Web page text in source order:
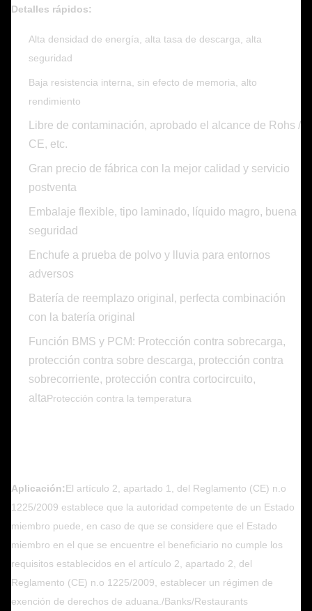
Detalles rápidos:
Alta densidad de energía, alta tasa de descarga, alta
seguridad
Baja resistencia interna, sin efecto de memoria, alto
rendimiento
Libre de contaminación, aprobado el alcance de Rohs /
CE, etc.
Gran precio de fábrica con la mejor calidad y servicio
postventa
Embalaje flexible, tipo laminado, líquido magro, buena
seguridad
Enchufe a prueba de polvo y lluvia para entornos
adversos
Batería de reemplazo original, perfecta combinación
con la batería original
Función BMS y PCM: Protección contra sobrecarga,
protección contra sobre descarga, protección contra
sobrecorriente, protección contra cortocircuito,
altaProtección contra la temperatura
Aplicación:El artículo 2, apartado 1, del Reglamento (CE) n.o
1225/2009 establece que la autoridad competente de un Estado
miembro puede, en caso de que se considere que el Estado
miembro en el que se encuentre el beneficiario no cumple los
requisitos establecidos en el artículo 2, apartado 2, del
Reglamento (CE) n.o 1225/2009, establecer un régimen de
exención de derechos de aduana./Banks/Restaurants